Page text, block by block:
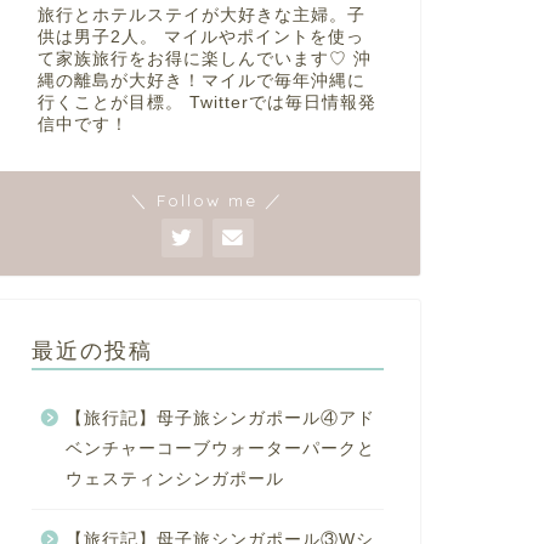
旅行とホテルステイが大好きな主婦。子
供は男子2人。 マイルやポイントを使っ
て家族旅行をお得に楽しんでいます♡ 沖
縄の離島が大好き！マイルで毎年沖縄に
行くことが目標。 Twitterでは毎日情報発
信中です！
＼ Follow me ／
最近の投稿
【旅行記】母子旅シンガポール④アド
ベンチャーコーブウォーターパークと
ウェスティンシンガポール
【旅行記】母子旅シンガポール③Wシ